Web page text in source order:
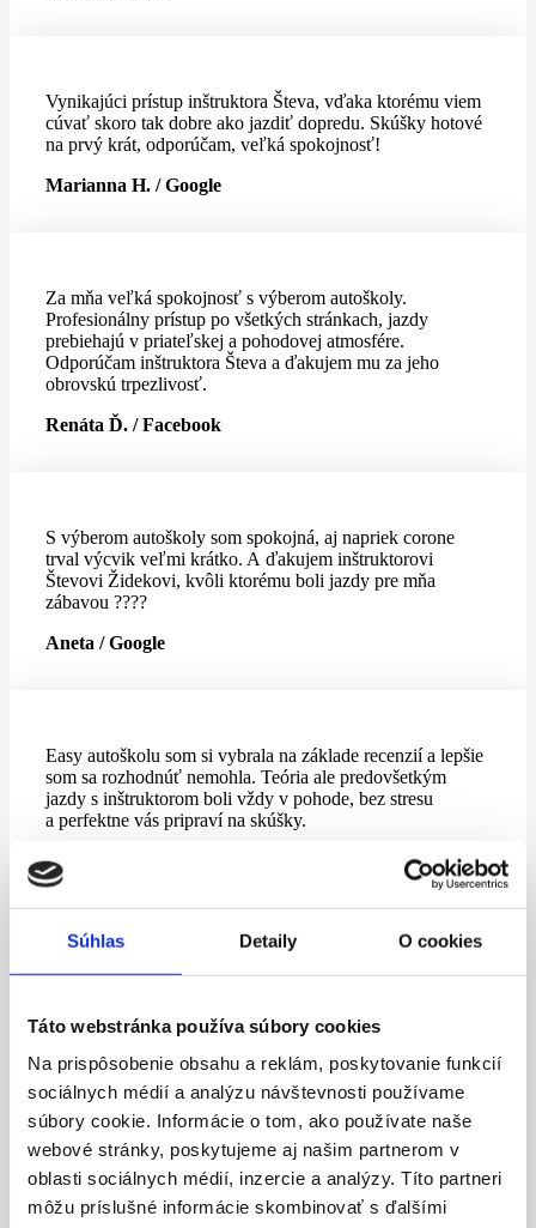
Súhlas Detaily O cookies
Táto webstránka používa súbory cookies
Na prispôsobenie obsahu a reklám, poskytovanie funkcií
sociálnych médií a analýzu návštevnosti používame
súbory cookie. Informácie o tom, ako používate naše
webové stránky, poskytujeme aj našim partnerom v
oblasti sociálnych médií, inzercie a analýzy. Títo partneri
môžu príslušné informácie skombinovať s ďalšími
Vynikajúci prístup inštruktora Števa, vďaka ktorému viem
cúvať skoro tak dobre ako jazdiť dopredu. Skúšky hotové
na prvý krát, odporúčam, veľká spokojnosť!
Marianna H. / Google
Za mňa veľká spokojnosť s výberom autoškoly.
Profesionálny prístup po všetkých stránkach, jazdy
prebiehajú v priateľskej a pohodovej atmosfére.
Odporúčam inštruktora Števa a ďakujem mu za jeho
obrovskú trpezlivosť.
Renáta Ď. / Facebook
S výberom autoškoly som spokojná, aj napriek corone
trval výcvik veľmi krátko. A ďakujem inštruktorovi
Števovi Židekovi, kvôli ktorému boli jazdy pre mňa
zábavou ????
Aneta / Google
Easy autoškolu som si vybrala na základe recenzií a lepšie
som sa rozhodnúť nemohla. Teória ale predovšetkým
jazdy s inštruktorom boli vždy v pohode, bez stresu
a perfektne vás pripraví na skúšky.
R D / Google
Super autoškola, vrelo odporúčam najviac ďakujem
profesionálny prístup, perfektnú prípravu a veľa dobrých
rád.
Alžbeta V. / Google
Táto autoškola je naozaj výborná. Sú tu veľmi
profesionálni školitelia aj inštruktori. Odporúčam, je tu